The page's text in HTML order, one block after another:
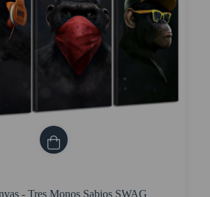
- Tres Monos Sabios SWAG